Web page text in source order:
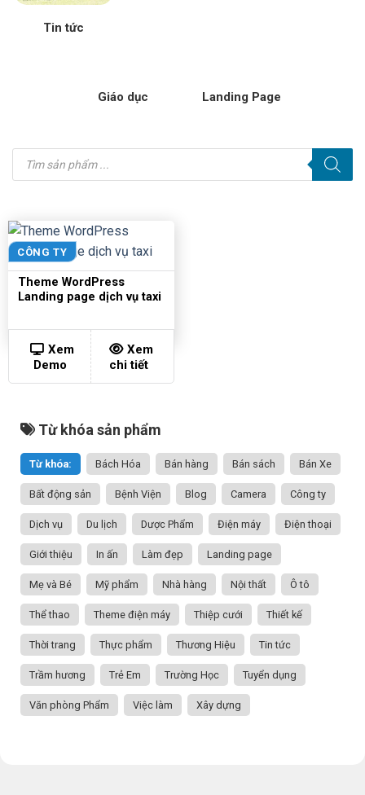
Tin tức
Giáo dục Landing Page
Tìm
kiếm
sản
CÔNG TY
Theme WordPress
Landing page dịch vụ taxi
Xem
Demo
Xem
chi tiết
Từ khóa sản phẩm
Từ khóa: Bách Hóa Bán hàng Bán sách Bán Xe
Bất động sản Bệnh Viện Blog Camera Công ty
Dịch vụ Du lịch Dược Phẩm Điện máy Điện thoại
Giới thiệu In ấn Làm đẹp Landing page
Mẹ và Bé Mỹ phẩm Nhà hàng Nội thất Ô tô
Thể thao Theme điện máy Thiệp cưới Thiết kế
Thời trang Thực phẩm Thương Hiệu Tin tức
Trầm hương Trẻ Em Trường Học Tuyển dụng
Văn phòng Phẩm Việc làm Xây dựng